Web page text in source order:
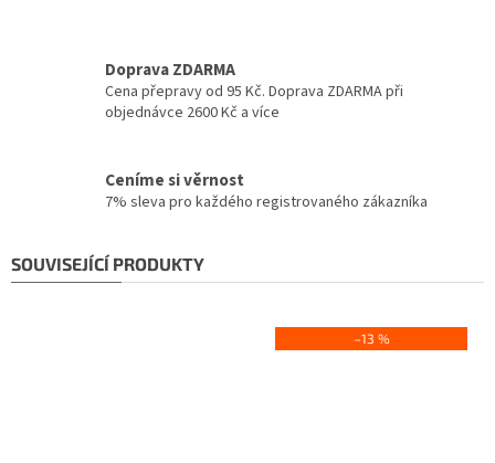
Doprava ZDARMA
Cena přepravy od 95 Kč. Doprava ZDARMA při
objednávce 2600 Kč a více
Ceníme si věrnost
7% sleva pro každého registrovaného zákazníka
SOUVISEJÍCÍ PRODUKTY
–13 %